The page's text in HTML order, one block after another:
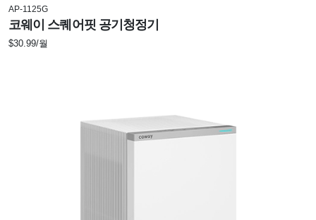
AP-1125G
코웨이 스퀘어핏 공기청정기
$30.99/월